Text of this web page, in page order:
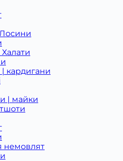
кардигани
| майки
немовлят